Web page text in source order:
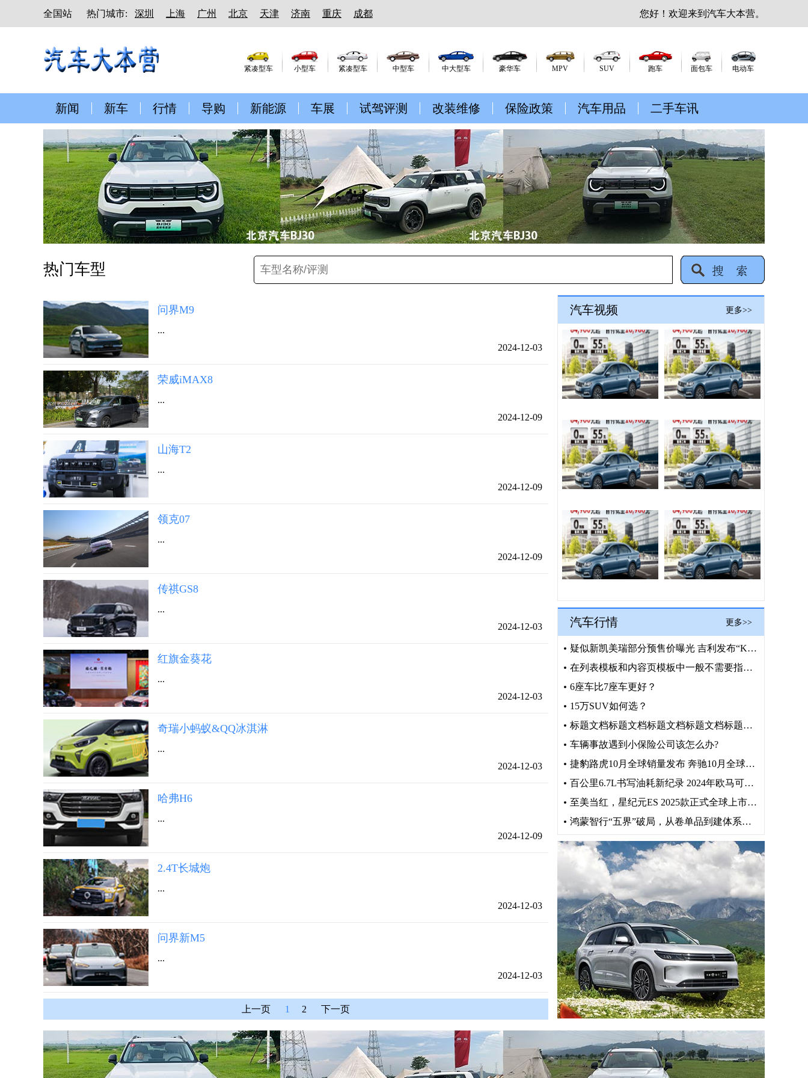
全国站 热门城市: 深圳 上海 广州 北京 天津 济南 重庆 成都 您好！欢迎来到汽车大本营。
紧凑型车 小型车 紧凑型车 中型车 中大型车 豪华车 MPV SUV 跑车 面包车 电动车
新闻 新车 行情 导购 新能源 车展 试驾评测 改装维修 保险政策 汽车用品 二手车讯
热门车型
问界M9
...
2024-12-03
荣威iMAX8
...
2024-12-09
山海T2
...
2024-12-09
领克07
...
2024-12-09
传祺GS8
...
2024-12-03
红旗金葵花
...
2024-12-03
奇瑞小蚂蚁&QQ冰淇淋
...
2024-12-03
哈弗H6
...
2024-12-09
2.4T长城炮
...
2024-12-03
问界新M5
...
2024-12-03
上一页 1 2 下一页
汽车视频 更多>>
汽车行情 更多>>
疑似新凯美瑞部分预售价曝光 吉利发布“K车型”官图
在列表模板和内容页模板中一般不需要指定，在首页模板中允许用&
6座车比7座车更好？
15万SUV如何选？
标题文档标题文档标题文档标题文档标题文档
车辆事故遇到小保险公司该怎么办?
捷豹路虎10月全球销量发布 奔驰10月全球销量增5.6%
百公里6.7L书写油耗新纪录 2024年欧马可节油挑战赛圆满
至美当红，星纪元ES 2025款正式全球上市，售19.59万
鸿蒙智行“五界”破局，从卷单品到建体系重构出行版图